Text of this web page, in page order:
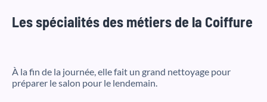
Les spécialités des métiers de la Coiffure
À la fin de la journée, elle fait un grand nettoyage pour
préparer le salon pour le lendemain.